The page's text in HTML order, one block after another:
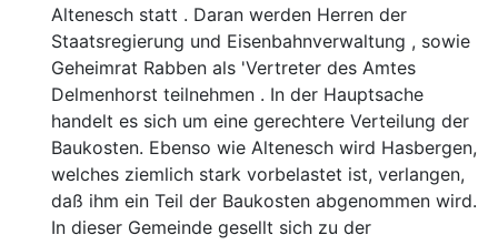
Altenesch statt . Daran werden Herren der
Staatsregierung und Eisenbahnverwaltung , sowie
Geheimrat Rabben als 'Vertreter des Amtes
Delmenhorst teilnehmen . In der Hauptsache
handelt es sich um eine gerechtere Verteilung der
Baukosten. Ebenso wie Altenesch wird Hasbergen,
welches ziemlich stark vorbelastet ist, verlangen,
daß ihm ein Teil der Baukosten abgenommen wird.
In dieser Gemeinde gesellt sich zu der